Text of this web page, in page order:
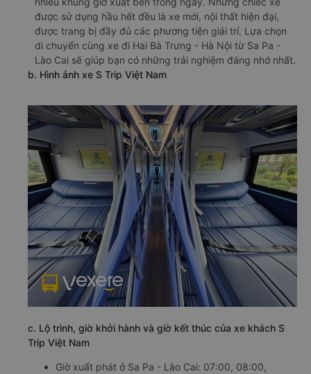
được sử dụng hầu hết đều là xe mới, nội thất hiện đại,
được trang bị đầy đủ các phương tiện giải trí. Lựa chọn
di chuyển cùng xe đi Hai Bà Trưng - Hà Nội từ Sa Pa -
Lào Cai sẽ giúp bạn có những trải nghiệm đáng nhớ nhất.
b. Hình ảnh xe S Trip Việt Nam
c. Lộ trình, giờ khởi hành và giờ kết thúc của xe khách S
Trip Việt Nam
Giờ xuất phát ở Sa Pa - Lào Cai: 07:00, 08:00,